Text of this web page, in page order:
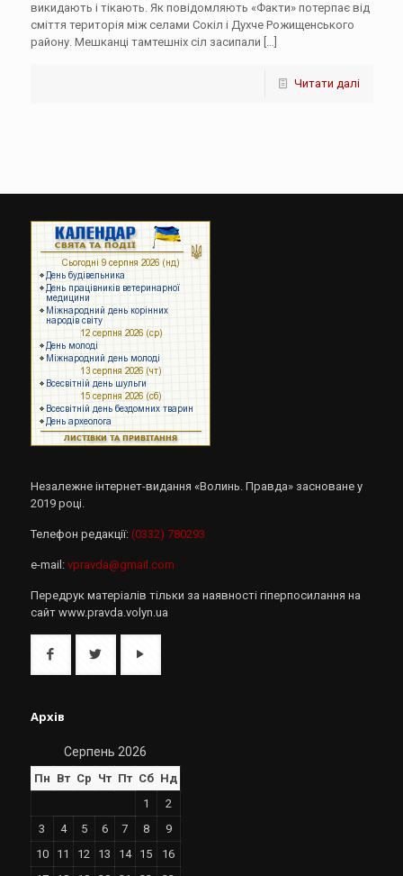
викидають і тікають. Як повідомляють «Факти» потерпає від
сміття територія між селами Сокіл і Духче Рожищенського
району. Мешканці тамтешніх сіл засипали […]
Читати далі
Незалежне інтернет-видання «Волинь. Правда» засноване у
2019 році.
Телефон редакції: (0332) 780293
e-mail: vpravda@gmail.com
Передрук матеріалів тільки за наявності гіперпосилання на
сайт www.pravda.volyn.ua
Архів
Серпень 2026
Пн Вт Ср Чт Пт Сб Нд
1
2
3
4 5 6 7 8
9
10
11 12 13 14 15
16